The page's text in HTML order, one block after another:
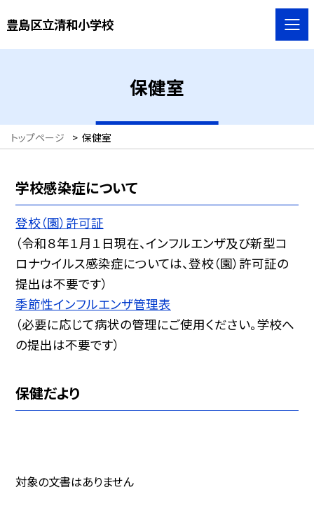
豊島区立清和小学校
保健室
トップページ > 保健室
学校感染症について
登校（園）許可証
（令和８年１月１日現在、インフルエンザ及び新型コ
ロナウイルス感染症については、登校（園）許可証の
提出は不要です）
季節性インフルエンザ管理表
（必要に応じて病状の管理にご使用ください。学校へ
の提出は不要です）
保健だより
対象の文書はありません